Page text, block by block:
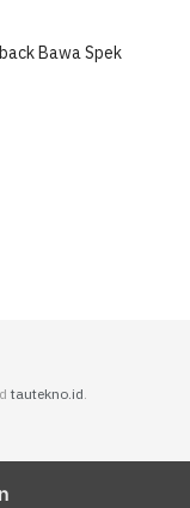
Bawa Spek
tautekno.id